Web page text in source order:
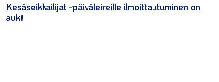
Kesäseikkailijat -päiväleireille ilmoittautuminen on
auki!